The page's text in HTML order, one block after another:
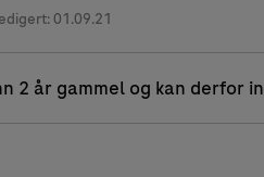
01.09.21
2 år gammel og kan derfor